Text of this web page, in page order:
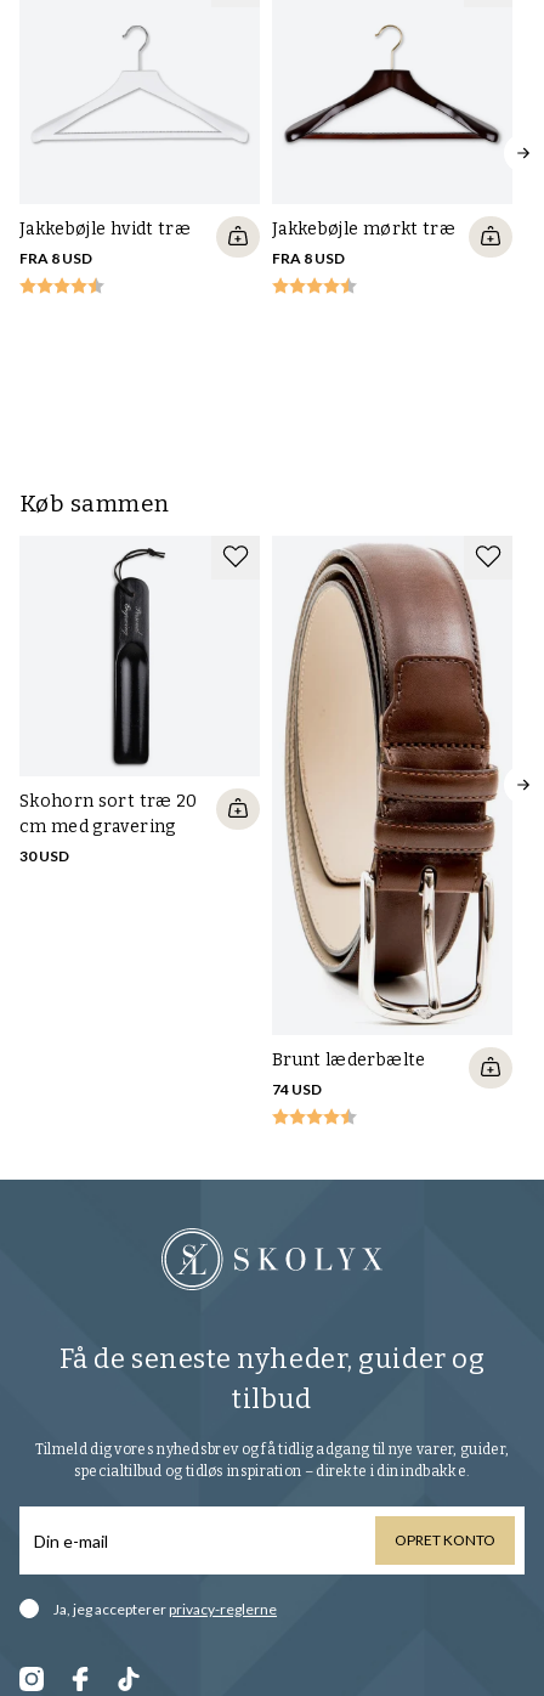
Jakkebøjle hvidt træ
FRA 8 USD
Jakkebøjle mørkt træ
FRA 8 USD
Køb sammen
Skohorn sort træ 20
cm med gravering
30 USD
Brunt læderbælte
74 USD
Få de seneste nyheder, guider og
tilbud
Tilmeld dig vores nyhedsbrev og få tidlig adgang til nye varer, guider,
specialtilbud og tidløs inspiration – direkte i din indbakke.
OPRET KONTO
Ja, jeg acceptererprivacy-reglerne